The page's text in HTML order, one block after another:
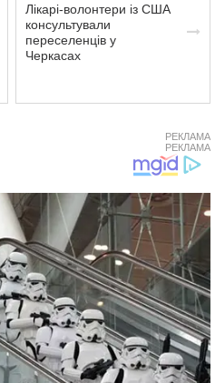
Лікарі-волонтери із США
консультували
переселенців у
Черкасах
РЕКЛАМА
РЕКЛАМА